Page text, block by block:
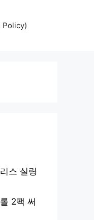
Policy)
스 실링
2팩 써